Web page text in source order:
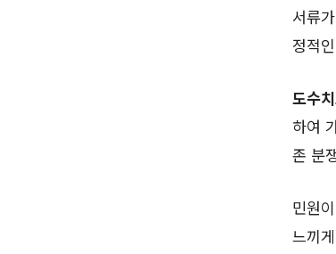
서류
정적
도수
하여
존 분
민원
느끼